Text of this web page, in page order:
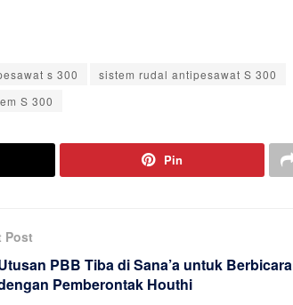
s 300
sistem rudal antipesawat S 300
S 300
Pin
Post
PBB Tiba di Sana’a untuk Berbicara
Pemberontak Houthi